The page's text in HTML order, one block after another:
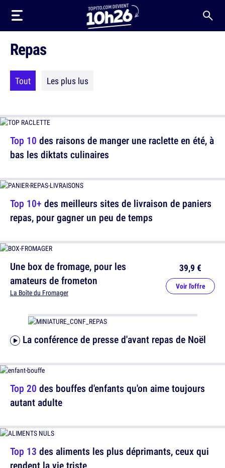
Repas
Tout Les plus lus
Top 10 des raisons de manger une raclette en été, à
bas les diktats culinaires
Top 10+ des meilleurs sites de livraison de paniers
repas, pour gagner un peu de temps
La conférence de presse d'avant repas de Noël
Une box de fromage, pour les
amateurs de frometon
La Boîte du Fromager
39,9 €
Voir l'offre
Top 20 des bouffes d'enfants qu'on aime toujours
autant adulte
Top 13 des aliments les plus déprimants, ceux qui
rendent la vie triste